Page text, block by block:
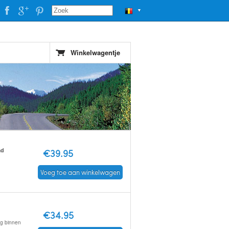
▼
Winkelwagentje
€39.95
Voeg toe aan winkelwagen
binnen
€34.95